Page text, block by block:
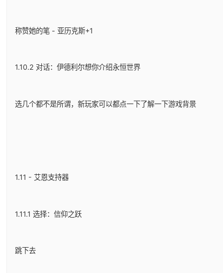
称赞她的笔 - 亚历克斯+1
1.10.2 对话：伊德利尔想你介绍永恒世界
选几个都不是所谓，新玩家可以都点一下了解一下游戏背景
1.11 - 艾恩支持器
1.11.1 选择：信仰之跃
跳下去